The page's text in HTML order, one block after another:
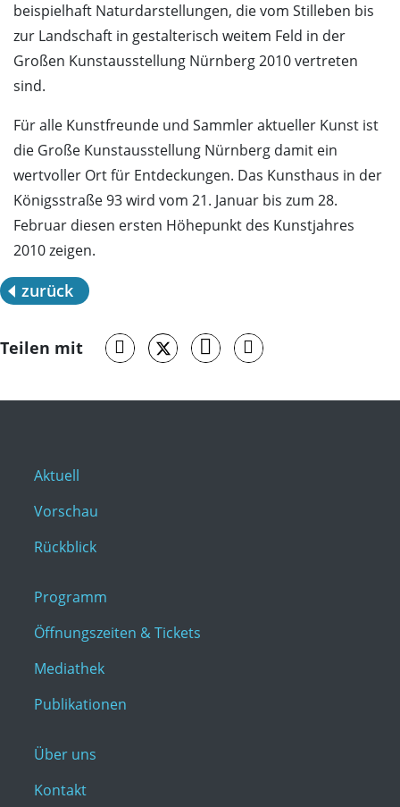
beispielhaft Naturdarstellungen, die vom Stilleben bis
zur Landschaft in gestalterisch weitem Feld in der
Großen Kunstausstellung Nürnberg 2010 vertreten
sind.
Für alle Kunstfreunde und Sammler aktueller Kunst ist
die Große Kunstausstellung Nürnberg damit ein
wertvoller Ort für Entdeckungen. Das Kunsthaus in der
Königsstraße 93 wird vom 21. Januar bis zum 28.
Februar diesen ersten Höhepunkt des Kunstjahres
2010 zeigen.
zurück
Teilen mit
Aktuell
Vorschau
Rückblick
Programm
Öffnungszeiten & Tickets
Mediathek
Publikationen
Über uns
Kontakt